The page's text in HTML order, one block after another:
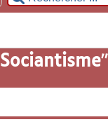
Sociantisme"